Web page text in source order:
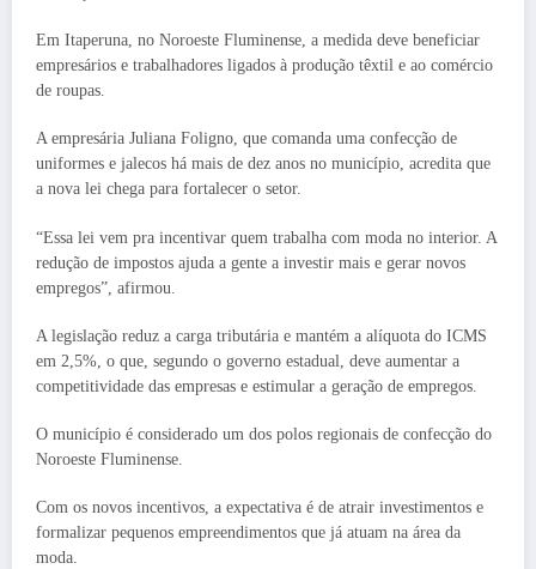
Em Itaperuna, no Noroeste Fluminense, a medida deve beneficiar
empresários e trabalhadores ligados à produção têxtil e ao comércio
de roupas.
A empresária Juliana Foligno, que comanda uma confecção de
uniformes e jalecos há mais de dez anos no município, acredita que
a nova lei chega para fortalecer o setor.
“Essa lei vem pra incentivar quem trabalha com moda no interior. A
redução de impostos ajuda a gente a investir mais e gerar novos
empregos”, afirmou.
A legislação reduz a carga tributária e mantém a alíquota do ICMS
em 2,5%, o que, segundo o governo estadual, deve aumentar a
competitividade das empresas e estimular a geração de empregos.
O município é considerado um dos polos regionais de confecção do
Noroeste Fluminense.
Com os novos incentivos, a expectativa é de atrair investimentos e
formalizar pequenos empreendimentos que já atuam na área da
moda.